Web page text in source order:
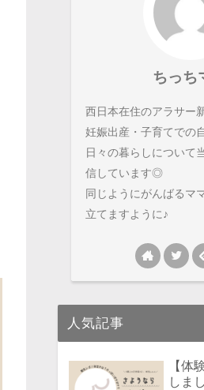
ちっち
西日本在住のアラサー
妊娠出産・子育てでの
日々の暮らしについて
信しています◎
同じようにがんばるマ
立てますように♪
人気記事
【体
しま